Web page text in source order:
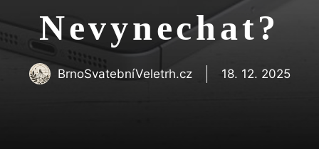
Nevynechat?
BrnoSvatebníVeletrh.cz 18. 12. 2025